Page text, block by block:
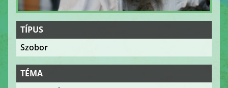
TÍPUS
Szobor
TÉMA